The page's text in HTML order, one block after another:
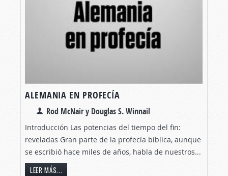
ALEMANIA EN PROFECÍA
Rod McNair y Douglas S. Winnail
Introducción Las potencias del tiempo del fin:
reveladas Gran parte de la profecía bíblica, aunque
se escribió hace miles de años, habla de nuestros...
LEER MÁS...